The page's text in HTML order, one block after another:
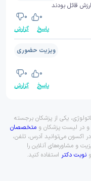
قائل بودند
0
0
پاسخ
گزارش
ویزیت حضوری
0
0
پاسخ
گزارش
یکی از پزشکان برجسته
و در لیست پزشکان و متخصصان
اکسون می‌توانید آدرس، تلفن،
و مشاوره‌های آنلاین را
و نوبت دکتر استفاده کنید.